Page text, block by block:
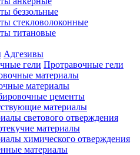
беззольные
стекловолоконные
титановые
Адгезивы
Протравочные гели
материалы
цементы
материалы
светового отверждения
материалы
химического отверждения
материалы